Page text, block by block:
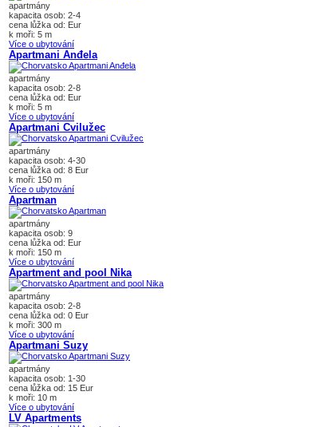
apartmány
kapacita osob: 2-4
cena lůžka od: Eur
k moři: 5 m
Více o ubytování
Apartmani Anđela
apartmány
kapacita osob: 2-8
cena lůžka od: Eur
k moři: 5 m
Více o ubytování
Apartmani Cvilužec
apartmány
kapacita osob: 4-30
cena lůžka od: 8 Eur
k moři: 150 m
Více o ubytování
Apartman
apartmány
kapacita osob: 9
cena lůžka od: Eur
k moři: 150 m
Více o ubytování
Apartment and pool Nika
apartmány
kapacita osob: 2-8
cena lůžka od: 0 Eur
k moři: 300 m
Více o ubytování
Apartmani Suzy
apartmány
kapacita osob: 1-30
cena lůžka od: 15 Eur
k moři: 10 m
Více o ubytování
LV Apartments